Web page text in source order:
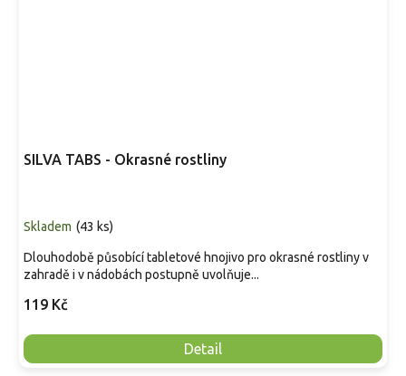
SILVA TABS - Okrasné rostliny
Skladem (43 ks)
119 Kč
Detail
Dlouhodobě působící tabletové hnojivo pro okrasné rostliny v
zahradě i v nádobách postupně uvolňuje...